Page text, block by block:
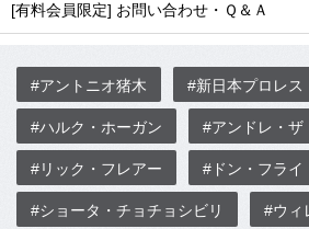
[有料会員限定] お問い合わせ・Ｑ＆Ａ
#アントニオ猪木 #新日本プロレス
#ハルク・ホーガン #アンドレ・ザ
#リック・フレアー #ドン・フライ
#ショータ・チョチョシビリ #ウィ